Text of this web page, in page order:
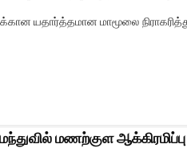
யதார்த்தமான மாமூலை
மந்துவில் மணற்குள